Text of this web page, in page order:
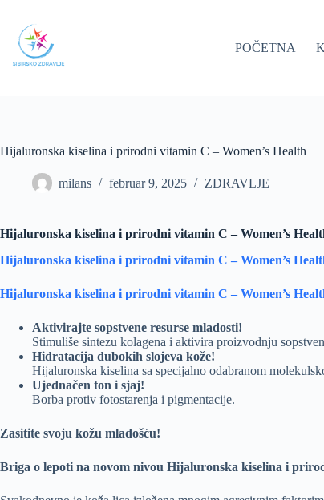
content
POČETNA
Hijaluronska kiselina i prirodni vitamin C – Women’s Health
milans februar 9, 2025 ZDRAVLJE
Hijaluronska kiselina i prirodni vitamin C – Women’s
Hijaluronska kiselina i prirodni vitamin C – Women’s
Hijaluronska kiselina i prirodni vitamin C – Women’s
Aktivirajte sopstvene resurse mladosti!
Stimuliše sintezu kolagena i aktivira proizvodnju
Hidratacija dubokih slojeva kože!
Hijaluronska kiselina sa specijalno odabranom
Ujednačen ton i sjaj!
Borba protiv fotostarenja i pigmentacije.
Zasitite svoju kožu mladošću!
Briga o lepoti na novom nivou Hijaluronska kiselina i